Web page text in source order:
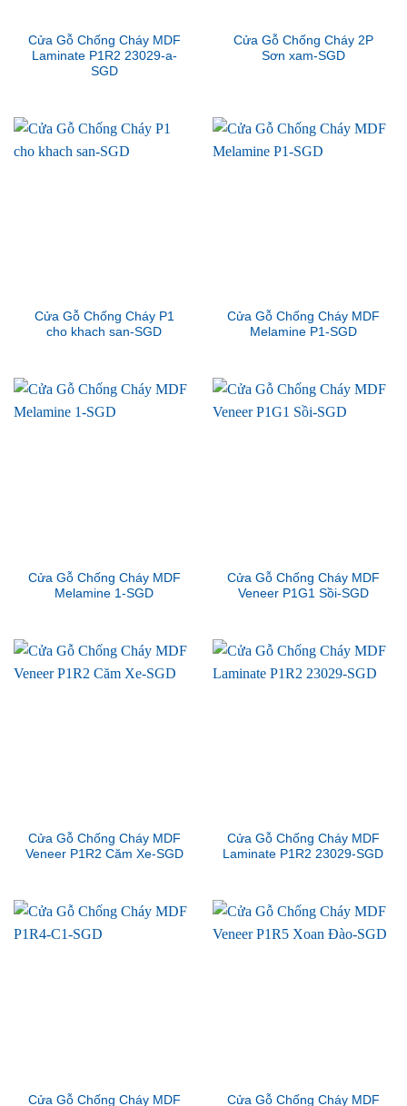
Cửa Gỗ Chống Cháy MDF
Laminate P1R2 23029-a-
SGD
Cửa Gỗ Chống Cháy 2P
Sơn xam-SGD
Cửa Gỗ Chống Cháy P1
cho khach san-SGD
Cửa Gỗ Chống Cháy MDF
Melamine P1-SGD
Cửa Gỗ Chống Cháy MDF
Melamine 1-SGD
Cửa Gỗ Chống Cháy MDF
Veneer P1G1 Sồi-SGD
Cửa Gỗ Chống Cháy MDF
Veneer P1R2 Căm Xe-SGD
Cửa Gỗ Chống Cháy MDF
Laminate P1R2 23029-SGD
Cửa Gỗ Chống Cháy MDF Cửa Gỗ Chống Cháy MDF